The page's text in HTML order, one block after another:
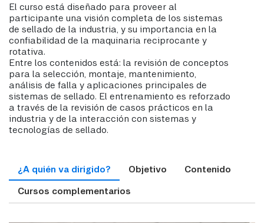
El curso está diseñado para proveer al
participante una visión completa de los sistemas
de sellado de la industria, y su importancia en la
confiabilidad de la maquinaria reciprocante y
rotativa.
Entre los contenidos está: la revisión de conceptos
para la selección, montaje, mantenimiento,
análisis de falla y aplicaciones principales de
sistemas de sellado. El entrenamiento es reforzado
a través de la revisión de casos prácticos en la
industria y de la interacción con sistemas y
tecnologías de sellado.
¿A quién va dirigido? Objetivo
Contenido
Cursos complementarios